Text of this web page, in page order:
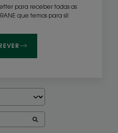
58
para receber todas as
que temos para si!